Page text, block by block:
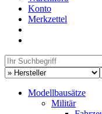
Konto
Merkzettel
Modellbausätze
Militär